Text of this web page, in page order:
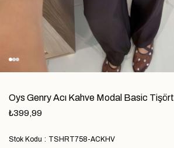
Oys Genry Acı Kahve Modal Basic Tişört
₺399,99
Stok Kodu
TSHRT758-ACKHV